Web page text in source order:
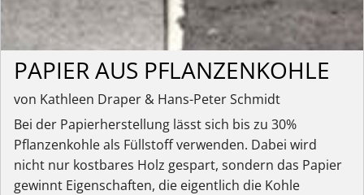
PAPIER AUS PFLANZENKOHLE
von Kathleen Draper & Hans-Peter Schmidt
Bei der Papierherstellung lässt sich bis zu 30%
Pflanzenkohle als Füllstoff verwenden. Dabei wird
nicht nur kostbares Holz gespart, sondern das Papier
gewinnt Eigenschaften, die eigentlich die Kohle